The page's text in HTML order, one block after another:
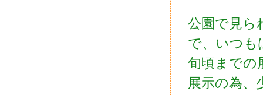
公園で見ら
で、いつも
旬頃までの
展示の為、